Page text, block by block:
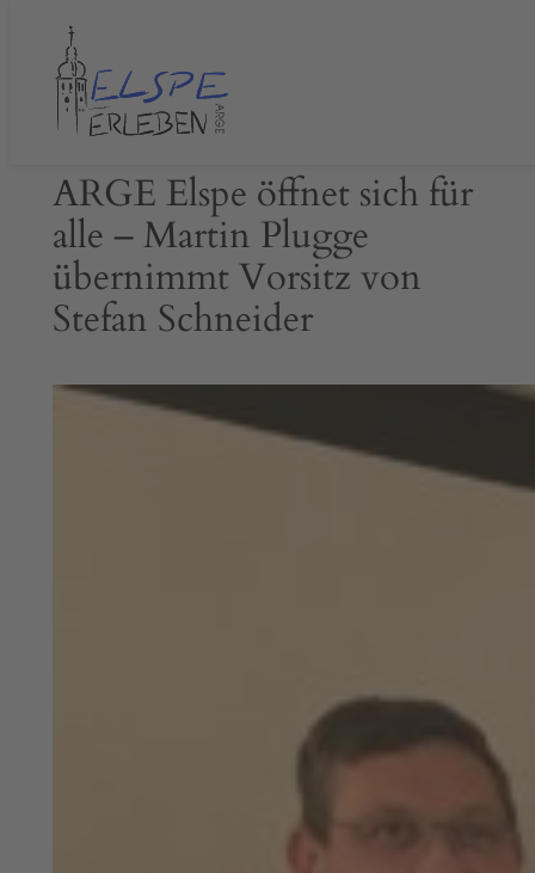
springen
ARGE Elspe öffnet sich für
alle – Martin Plugge
übernimmt Vorsitz von
Stefan Schneider